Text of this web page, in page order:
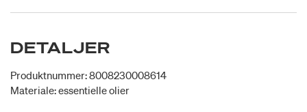
DETALJER
Produktnummer: 8008230008614
Materiale: essentielle olier